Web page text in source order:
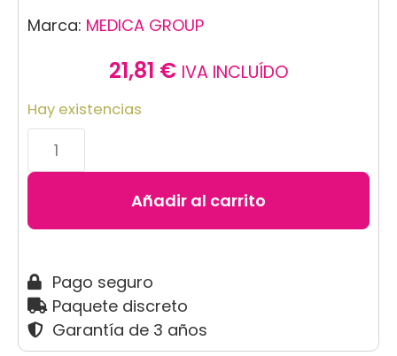
Marca: MEDICA GROUP
21,81 € IVA INCLUÍDO
Hay existencias
Añadir al carrito
Pago seguro
Paquete discreto
Garantía de 3 años